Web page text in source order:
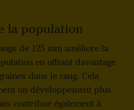
la population
de 125 mm améliore la
en offrant davantage
dans le rang. Cela
un développement plus
contribue également à